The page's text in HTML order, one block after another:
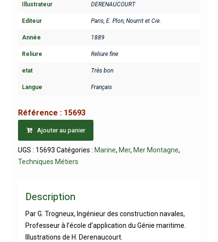
Illustrateur DERENAUCOURT
Editeur Paris, E. Plon, Nourrit et Cie.
Année 1889
Reliure Reliure fine
etat Très bon
Langue Français
Référence : 15693
Ajouter au panier
UGS : 15693 Catégories : Marine, Mer, Mer Montagne,
Techniques Métiers
Description
Par G. Trogneux, Ingénieur des construction navales,
Professeur à l’école d’application du Génie maritime.
Illustrations de H. Derenaucourt.